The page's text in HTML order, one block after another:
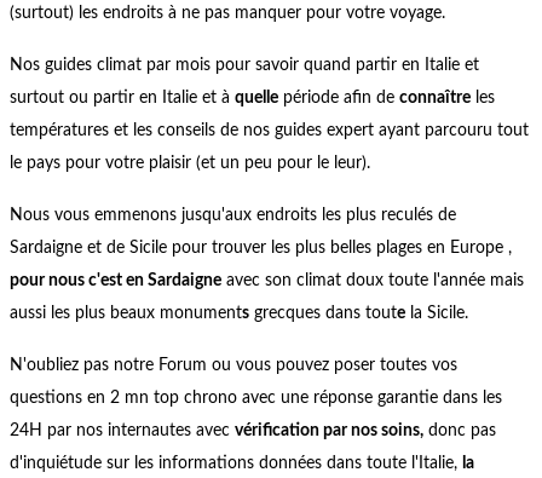
(surtout) les endroits à ne pas manquer pour votre voyage.
Nos guides climat par mois pour savoir quand partir en Italie et
surtout ou partir en Italie et à quelle période afin de connaître les
températures et les conseils de nos guides expert ayant parcouru tout
le pays pour votre plaisir (et un peu pour le leur).
Nous vous emmenons jusqu'aux endroits les plus reculés de
Sardaigne et de Sicile pour trouver les plus belles plages en Europe ,
pour nous c'est en Sardaigne avec son climat doux toute l'année mais
aussi les plus beaux monuments grecques dans toute la Sicile.
N'oubliez pas notre Forum ou vous pouvez poser toutes vos
questions en 2 mn top chrono avec une réponse garantie dans les
24H par nos internautes avec vérification par nos soins, donc pas
d'inquiétude sur les informations données dans toute l'Italie, la